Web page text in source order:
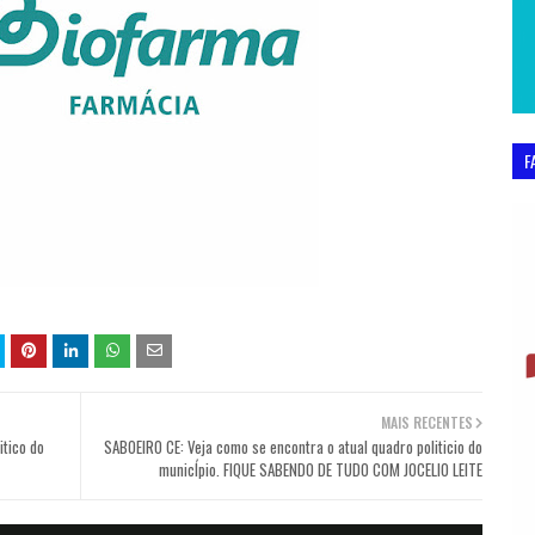
MAIS RECENTES
SABOEIRO CE: Veja como se encontra o atual quadro politicio do
municÍpio. FIQUE SABENDO DE TUDO COM JOCELIO LEITE
do